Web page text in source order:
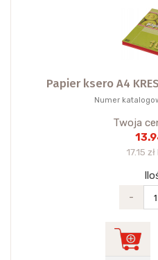
Papier ksero A4
Numer
Twoja
17.15
-